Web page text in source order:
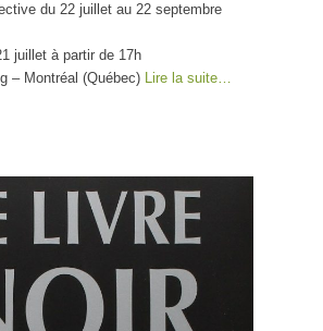
du 22 juillet au 22 septembre
juillet à partir de 17h
– Montréal (Québec) Lire la suite…